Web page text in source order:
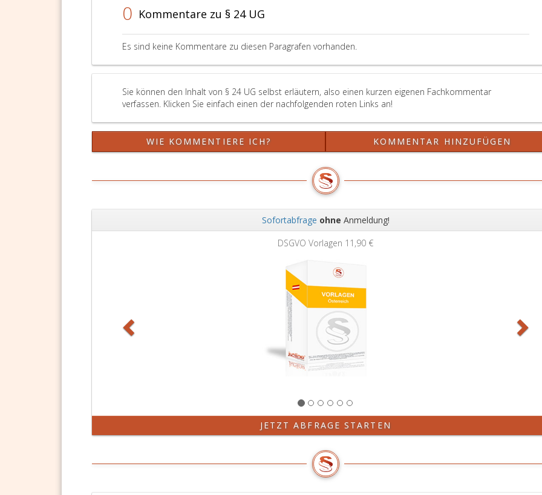
0 Kommentare zu § 24 UG
Es sind keine Kommentare zu diesen Paragrafen vorhanden.
Sie können den Inhalt von § 24 UG selbst erläutern, also einen kurzen eigenen Fachkommentar
verfassen. Klicken Sie einfach einen der nachfolgenden roten Links an!
WIE KOMMENTIERE ICH? KOMMENTAR HINZUFÜGEN
Sofortabfrage ohne Anmeldung!
DSGVO Vorlagen 11,90 €
JETZT ABFRAGE STARTEN